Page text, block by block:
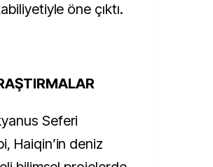
öne çıktı.
Seferi
Haiqin’in deniz